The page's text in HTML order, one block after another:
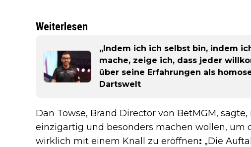
Weiterlesen
„Indem ich ich selbst bin, indem
mache, zeige ich, dass jeder
über seine Erfahrungen als
Dartswelt
Dan Towse, Brand Director von BetMGM,
einzigartig und besonders machen wollen, um
wirklich mit einem Knall zu eröffnen: „Die